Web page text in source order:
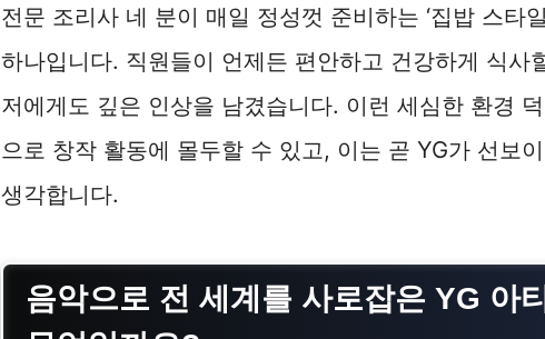
전문 조리사 네 분이 매일 정성껏 준비하는 ‘집밥 스타
하나입니다. 직원들이 언제든 편안하고 건강하게 식사
저에게도 깊은 인상을 남겼습니다. 이런 세심한 환경
으로 창작 활동에 몰두할 수 있고, 이는 곧 YG가 선보
생각합니다.
음악으로 전 세계를 사로잡은 YG 아